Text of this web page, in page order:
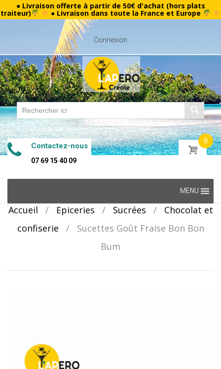
● Livraison offerte à partir de 50€ d'achat (hors plats
traiteur) ● Livraison dans toute la France et Europe
Connexion
Contactez-nous
07 69 15 40 09
0
content
MENU
Accueil / Epiceries / Sucrées /
Chocolat et
confiserie
/
Sucettes Goût Fraise Bon Bon
Bum